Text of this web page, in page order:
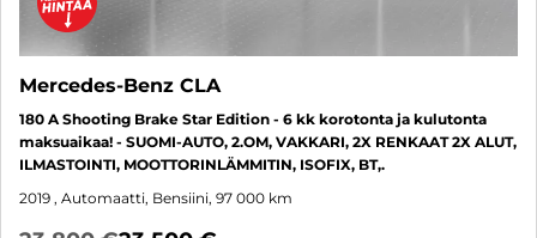
Mercedes-Benz CLA
180 A Shooting Brake Star Edition - 6 kk korotonta ja kulutonta
maksuaikaa! - SUOMI-AUTO, 2.OM, VAKKARI, 2X RENKAAT 2X ALUT,
ILMASTOINTI, MOOTTORINLÄMMITIN, ISOFIX, BT,.
2019 , Automaatti, Bensiini, 97 000 km